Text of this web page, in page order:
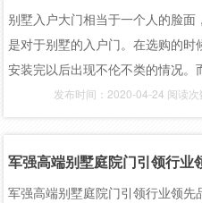
别墅入户大门相当于一个人的脸
是对于别墅的入户门。在选购的
安装完以后出现不伦不类的情况。
发布时间：2020-04-24 阅读
军强高端别墅庭院门引领行业
军强高端别墅庭院门引领行业领